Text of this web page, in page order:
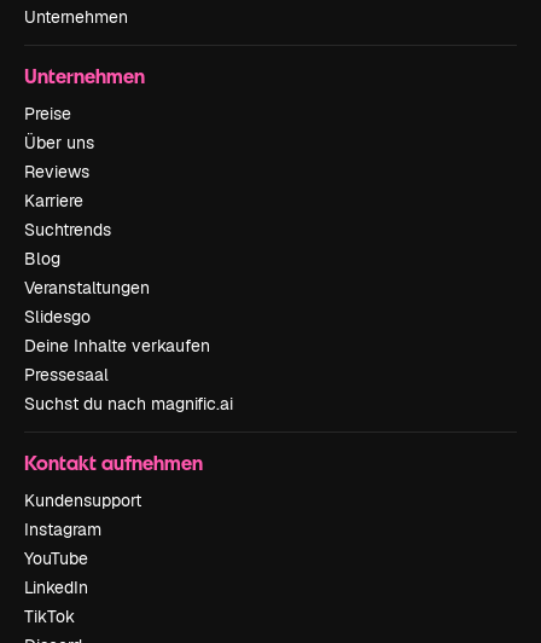
Unternehmen
Unternehmen
Preise
Über uns
Reviews
Karriere
Suchtrends
Blog
Veranstaltungen
Slidesgo
Deine Inhalte verkaufen
Pressesaal
Suchst du nach magnific.ai
Kontakt aufnehmen
Kundensupport
Instagram
YouTube
LinkedIn
TikTok